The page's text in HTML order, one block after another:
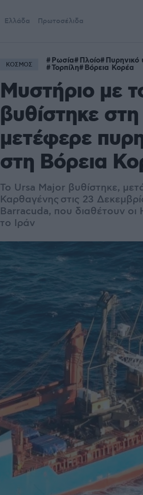
Ελλάδα Πρωτοσέλιδα
ΚΟΣΜΟΣ Ρωσία Πλοίο Πυρηνικό
Τορπίλη Βόρεια Κορέα
Μυστήριο με
βυθίστηκε
μετέφερε
στη Βόρεια
Το Ursa Major βυθίστηκε,
Καρθαγένης στις 23
Barracuda, που διαθέτουν
το Ιράν